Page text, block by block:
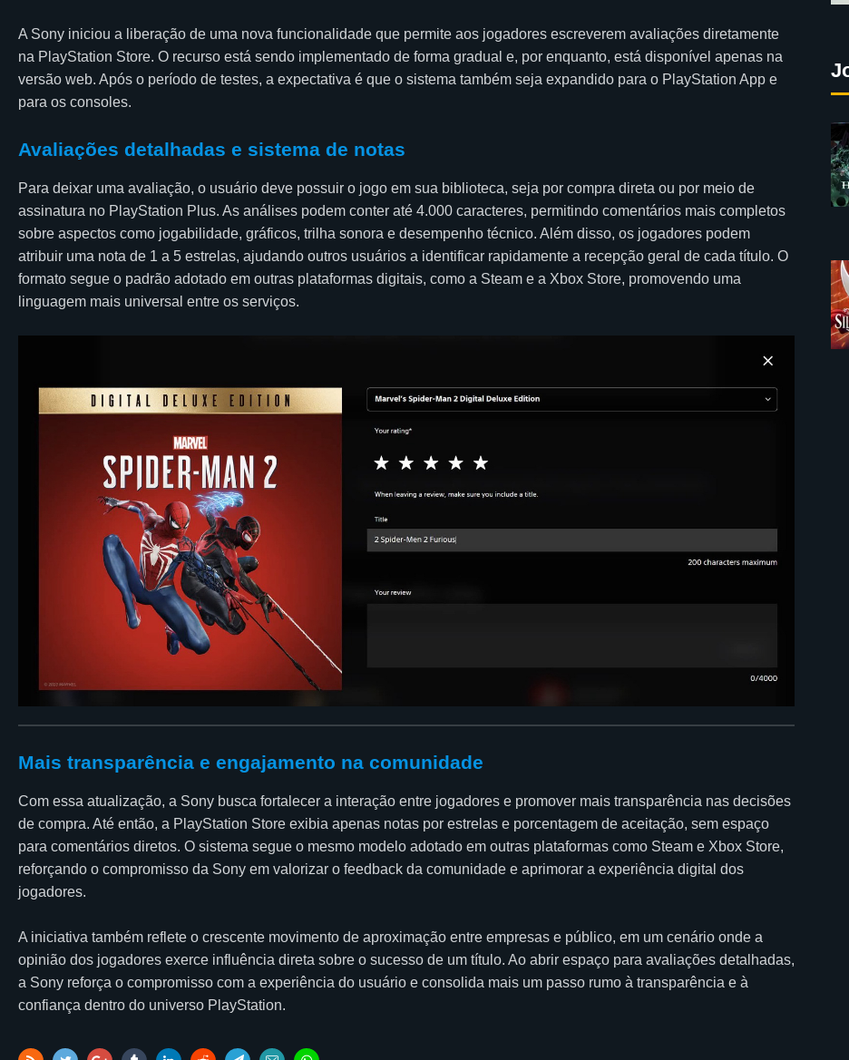
A Sony iniciou a liberação de uma nova funcionalidade que permite aos jogadores escreverem avaliações diretamente
na PlayStation Store. O recurso está sendo implementado de forma gradual e, por enquanto, está disponível apenas na
versão web. Após o período de testes, a expectativa é que o sistema também seja expandido para o PlayStation App e
para os consoles.
Avaliações detalhadas e sistema de notas
Para deixar uma avaliação, o usuário deve possuir o jogo em sua biblioteca, seja por compra direta ou por meio de
assinatura no PlayStation Plus. As análises podem conter até 4.000 caracteres, permitindo comentários mais completos
sobre aspectos como jogabilidade, gráficos, trilha sonora e desempenho técnico. Além disso, os jogadores podem
atribuir uma nota de 1 a 5 estrelas, ajudando outros usuários a identificar rapidamente a recepção geral de cada título. O
formato segue o padrão adotado em outras plataformas digitais, como a Steam e a Xbox Store, promovendo uma
linguagem mais universal entre os serviços.
Mais transparência e engajamento na comunidade
Com essa atualização, a Sony busca fortalecer a interação entre jogadores e promover mais transparência nas decisões
de compra. Até então, a PlayStation Store exibia apenas notas por estrelas e porcentagem de aceitação, sem espaço
para comentários diretos. O sistema segue o mesmo modelo adotado em outras plataformas como Steam e Xbox Store,
reforçando o compromisso da Sony em valorizar o feedback da comunidade e aprimorar a experiência digital dos
jogadores.
A iniciativa também reflete o crescente movimento de aproximação entre empresas e público, em um cenário onde a
opinião dos jogadores exerce influência direta sobre o sucesso de um título. Ao abrir espaço para avaliações detalhadas,
a Sony reforça o compromisso com a experiência do usuário e consolida mais um passo rumo à transparência e à
confiança dentro do universo PlayStation.